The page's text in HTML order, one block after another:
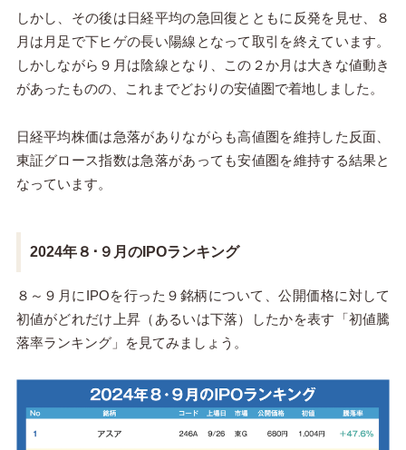
しかし、その後は日経平均の急回復とともに反発を見せ、８
月は月足で下ヒゲの長い陽線となって取引を終えています。
しかしながら９月は陰線となり、この２か月は大きな値動き
があったものの、これまでどおりの安値圏で着地しました。
日経平均株価は急落がありながらも高値圏を維持した反面、
東証グロース指数は急落があっても安値圏を維持する結果と
なっています。
2024年８･９月のIPOランキング
８～９月にIPOを行った９銘柄について、公開価格に対して
初値がどれだけ上昇（あるいは下落）したかを表す「初値騰
落率ランキング」を見てみましょう。